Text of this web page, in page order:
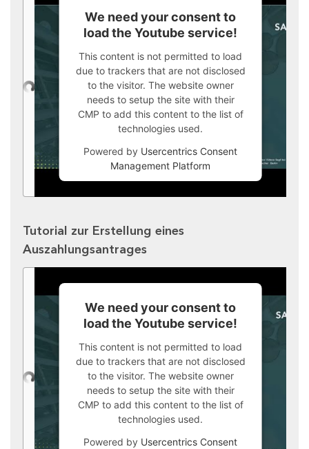
We need your consent to
load the Youtube service!
This content is not permitted to load
due to trackers that are not disclosed
to the visitor. The website owner
needs to setup the site with their
CMP to add this content to the list of
technologies used.
Powered by Usercentrics Consent
Management Platform
Tutorial zur Erstellung eines
Auszahlungsantrages
We need your consent to
load the Youtube service!
This content is not permitted to load
due to trackers that are not disclosed
to the visitor. The website owner
needs to setup the site with their
CMP to add this content to the list of
technologies used.
Powered by Usercentrics Consent